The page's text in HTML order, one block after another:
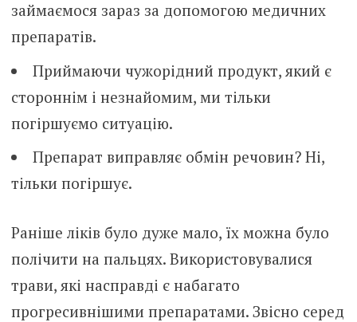
займаємося зараз за допомогою медичних
препаратів.
Приймаючи чужорідний продукт, який є
стороннім і незнайомим, ми тільки
погіршуємо ситуацію.
Препарат виправляє обмін речовин? Ні,
тільки погіршує.
Раніше ліків було дуже мало, їх можна було
полічити на пальцях. Використовувалися
трави, які насправді є набагато
прогресивнішими препаратами. Звісно серед